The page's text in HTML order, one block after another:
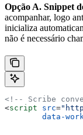
Opção A. Snippet
acompanhar, logo
inicializa
não é necessário
<!-- Scribe
<script src=
data-